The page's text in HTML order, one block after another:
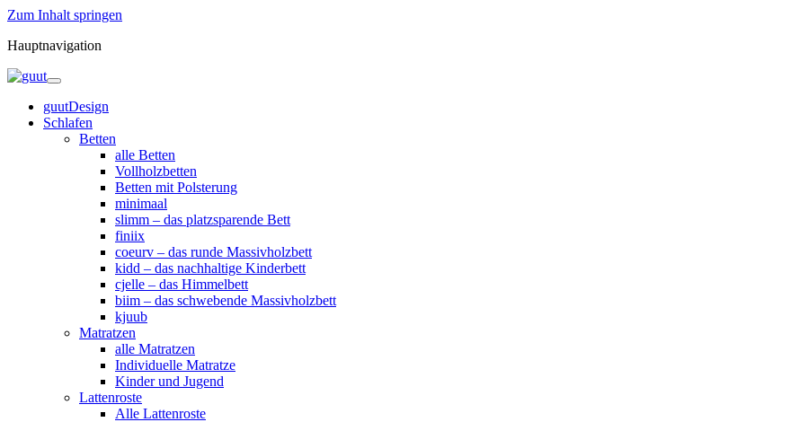
Zum Inhalt springen
Hauptnavigation
guutDesign
Schlafen
Betten
alle Betten
Vollholzbetten
Betten mit Polsterung
minimaal
slimm – das platzsparende Bett
finiix
coeurv – das runde Massivholzbett
kidd – das nachhaltige Kinderbett
cjelle – das Himmelbett
biim – das schwebende Massivholzbett
kjuub
Matratzen
alle Matratzen
Individuelle Matratze
Kinder und Jugend
Lattenroste
Alle Lattenroste